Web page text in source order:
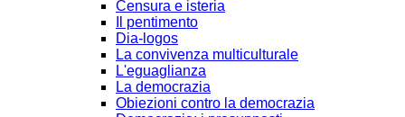
Censura e isteria
Il pentimento
Dia-logos
La convivenza multiculturale
L'eguaglianza
La democrazia
Obiezioni contro la democrazia